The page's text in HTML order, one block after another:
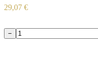
29,07 €
Filter
−